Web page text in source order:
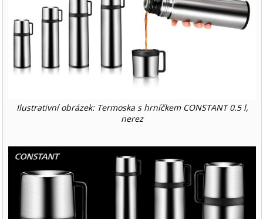
Ilustrativní obrázek: Termoska s hrníčkem CONSTANT 0.5 l,
nerez